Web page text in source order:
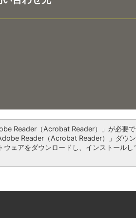
Reader（Acrobat Reader）」が必要で
Reader（Acrobat Reader）」ダウ
ウェアをダウンロードし、インストールし